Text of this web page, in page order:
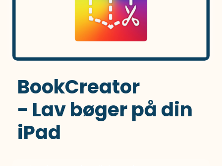
BookCreator
- Lav bøger på din
iPad